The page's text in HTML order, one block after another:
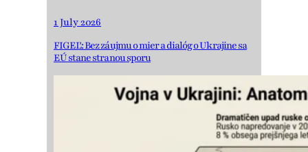
1 July 2026
FIGEĽ: Bez záujmu o mier a dialóg o Ukrajine sa
EÚ stane stranou sporu